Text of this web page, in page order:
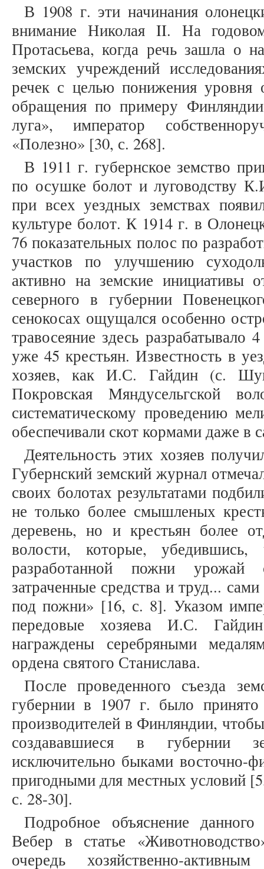
В 1908 г. эти начинания
внимание Николая II. На
Протасьева, когда речь зашла о
земских учреждений
речек с целью понижения
обращения по примеру
луга», император
«Полезно» [30, с. 268].
В 1911 г. губернское земство
по осушке болот и луговодству
при всех уездных земствах
культуре болот. К 1914 г. в
76 показательных полос по
участков по улучшению
активно на земские инициативы
северного в губернии
сенокосах ощущался особенно
травосеяние здесь разрабатывало
уже 45 крестьян. Известность в
хозяев, как И.С. Гайдин (с.
Покровская Мяндусельгской
систематическому проведению
обеспечивали скот кормами даже в
Деятельность этих хозяев
Губернский земский журнал
своих болотах результатами
не только более смышленых
деревень, но и крестьян более
волости, которые,
разработанной пожни урожай
затраченные средства и труд...
под пожни» [16, с. 8]. Указом
передовые хозяева И.С.
награждены серебряными
ордена святого Станислава.
После проведенного съезда
губернии в 1907 г. было
производителей в Финляндии,
создававшиеся в губернии
исключительно быками восточно-
пригодными для местных условий
с. 28-30].
Подробное объяснение
Вебер в статье
очередь хозяйственно-